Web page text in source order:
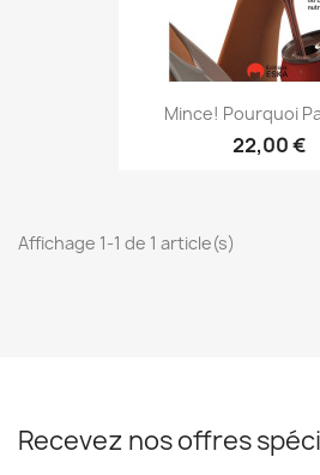
Mince! Pourquoi
22,00 €
Affichage 1-1 de 1 article(s)
Recevez nos offres